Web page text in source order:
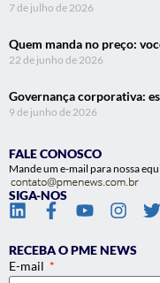
7 de julho de 2026
Quem manda no preço:
22 de junho de 2026
Governança corporativa:
9 de junho de 2026
FALE CONOSCO
Mande um e-mail para nossa
SIGA-NOS
RECEBA O PME NEWS
E-mail